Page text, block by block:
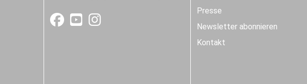
Presse
Newsletter abonnieren
Kontakt